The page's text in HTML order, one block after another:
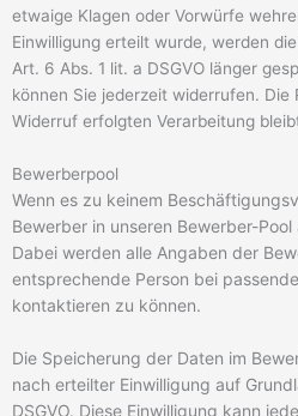
etwaige Klagen oder Vorwürfe
Einwilligung erteilt wurde, werden
Art. 6 Abs. 1 lit. a DSGVO länger
können Sie jederzeit widerrufen. Die
Widerruf erfolgten Verarbeitung
Bewerberpool
Wenn es zu keinem
Bewerber in unseren Bewerber-
Dabei werden alle Angaben der
entsprechende Person bei
kontaktieren zu können.
Die Speicherung der Daten im
nach erteilter Einwilligung auf
DSGVO. Diese Einwilligung kann